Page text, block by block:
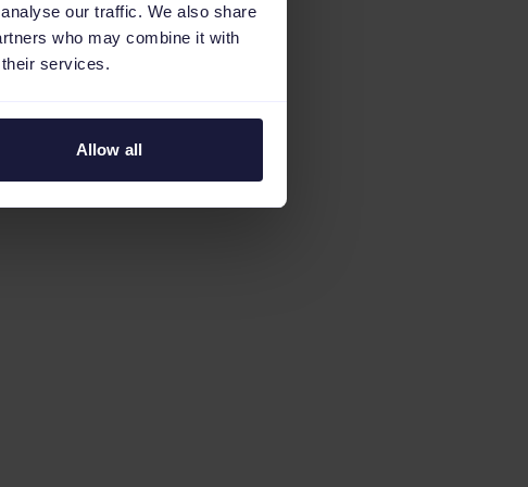
our traffic. We also share
who may combine it with
services.
Allow all